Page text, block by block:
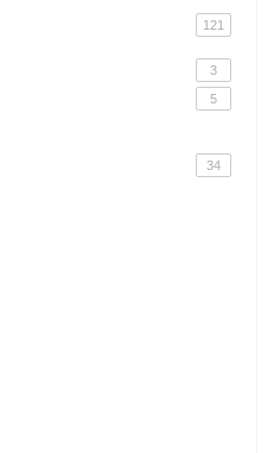
121
3
5
34